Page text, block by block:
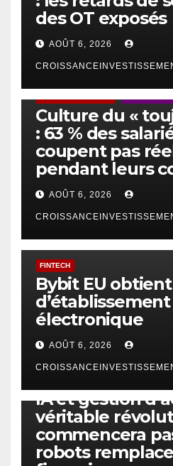
des OT exposés
AOÛT 6, 2026
Culture du «
: 63 % des
coupent pas
pendant leurs
AOÛT 6, 2026
FINTECH
Bybit EU
électronique
AOÛT 6, 2026
IA et gestion
véritable
commencera
robots